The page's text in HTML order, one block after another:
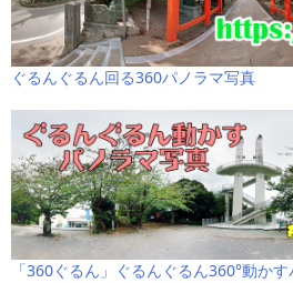
ぐるんぐるん回る360パノラマ写真
「360ぐるん」ぐるんぐるん360°動か